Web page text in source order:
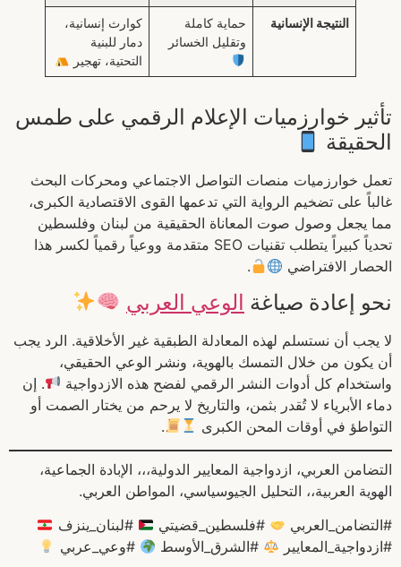
النتيجة الإنسانية
حماية كاملة
وتقليل الخسائر
كوارث إنسانية،
دمار للبنية
التحتية، تهجير
تأثير خوارزميات الإعلام الرقمي على طمس
الحقيقة
تعمل خوارزميات منصات التواصل الاجتماعي ومحركات البحث
غالباً على تضخيم الرواية التي تدعمها القوى الاقتصادية الكبرى،
مما يجعل وصول صوت المعاناة الحقيقية من لبنان وفلسطين
تحدياً كبيراً يتطلب تقنيات SEO متقدمة ووعياً رقمياً لكسر هذا
الحصار الافتراضي
.
نحو إعادة صياغة الوعي العربي
لا يجب أن نستسلم لهذه المعادلة الطبقية غير الأخلاقية. الرد يجب
أن يكون من خلال التمسك بالهوية، ونشر الوعي الحقيقي،
واستخدام كل أدوات النشر الرقمي لفضح هذه الازدواجية
. إن
دماء الأبرياء لا تُقدر بثمن، والتاريخ لا يرحم من يختار الصمت أو
التواطؤ في أوقات المحن الكبرى
.
التضامن العربي، ازدواجية المعايير الدولية،،، الإبادة الجماعية،
الهوية العربية،، التحليل الجيوسياسي، المواطن العربي.
#التضامن_العربي
#فلسطين_قضيتي
#لبنان_ينزف
#ازدواجية_المعايير
#الشرق_الأوسط
#وعي_عربي